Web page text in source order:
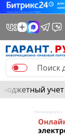
Бюджетный учет